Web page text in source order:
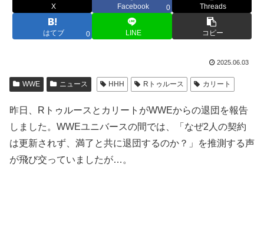
X Facebook 0 Threads
はてブ 0 LINE コピー
2025.06.03
WWE ニュース HHH Rトゥルース カリート
昨日、RトゥルースとカリートがWWEからの退団を報告
しました。WWEユニバースの間では、「なぜ2人の契約
は更新されず、満了と共に退団するのか？」を推測する声
が飛び交っていましたが…。